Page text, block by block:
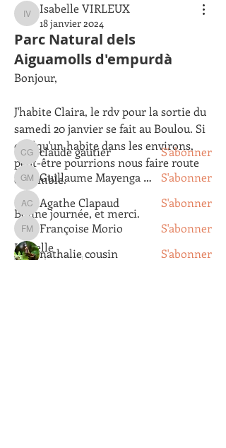
Isabelle VIRLEUX
Isabelle VIRLEUX
18 janvier 2024
Parc Natural dels
Aiguamolls d'empurdà
Bonjour,
J'habite Claira, le rdv pour la sortie du
samedi 20 janvier se fait au Boulou. Si
quelqu'un habite dans les environs,
peut-être pourrions nous faire route
ensemble.
Bonne journée, et merci.
Isabelle
À propos
Déposer ici vos demandes ou vos
propositions de covoiturage
Lire plus
membres
claude gautier
claude gautier S'abonner
Guillaume Mayenga Mankezi Guillaume Mayenga Mankezi S'abonner
Agathe Clapaud
Agathe Clapaud S'abonner
Françoise Morio
Françoise Morio
S'abonner
nathalie cousin
S'abonner